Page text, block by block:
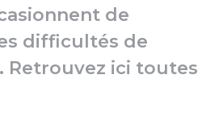
de
difficultés de
Retrouvez ici toutes